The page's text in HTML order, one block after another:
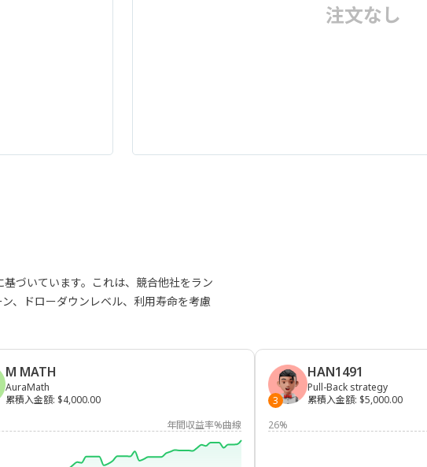
注文なし
づいています。これは、競合他社をラン
、ドローダウンレベル、利用寿命を考慮
M MATH
AuraMath
累積入金額: $4,000.00
年間収益率%曲線
3
HAN1491
Pull-Back strategy
累積入金額: $5,000.00
26%